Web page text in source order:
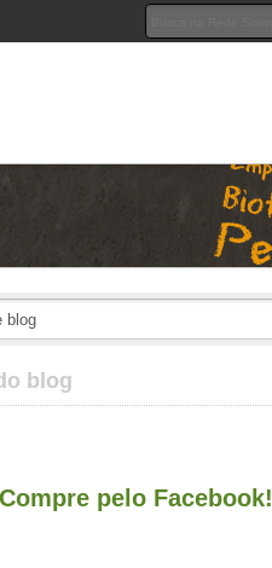
blog
Compre pelo Facebook!